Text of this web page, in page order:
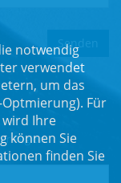
Region.
notwendig
verwendet
um das
Für
Ihre
können Sie
finden Sie